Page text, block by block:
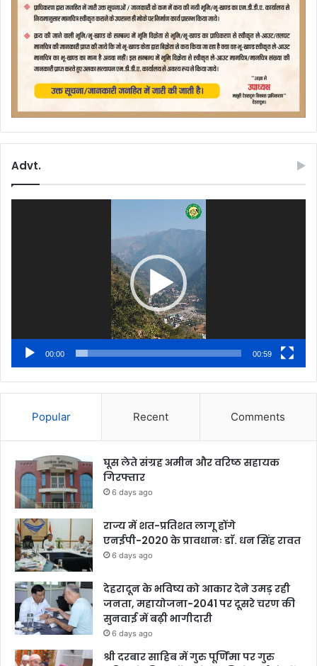
Advt.
00:00 00:59
Popular Recent Comments
घूस लेते संग्रह अमीन और वरिष्ठ सहायक
गिरफ्तार
6 days ago
राज्य में शत-प्रतिशत लागू होंगे
एनईपी-2020 के प्रावधानः डाॅ. धन सिंह रावत
6 days ago
देहरादून के भविष्य को आकार देने उमड़ रही
जनता, महायोजना-2041 पर दूसरे चरण की
सुनवाई में बढ़ी भागीदारी
6 days ago
श्री दरबार साहिब में गुरु पूर्णिमा पर गुरु